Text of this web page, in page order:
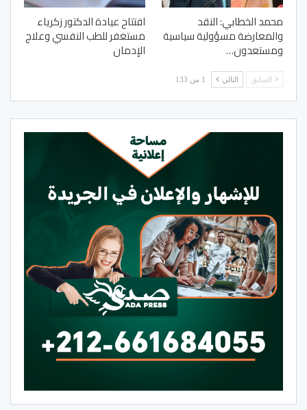
محمد الخطابي: النقد
والمعارضة مسؤولية سياسية
ومستعدون…
افتتاح عيادة الدكتور زكرياء
مستغفر للطب النفسي وعلاج
الإدمان
السابق التالي 1 من 133